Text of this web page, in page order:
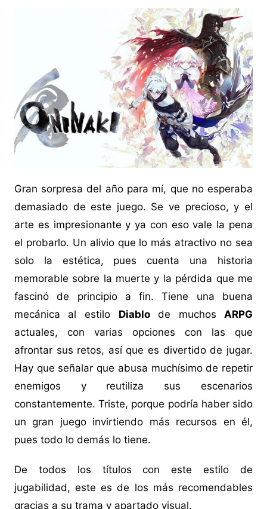
Gran sorpresa del año para mí, que no esperaba
demasiado de este juego. Se ve precioso, y el
arte es impresionante y ya con eso vale la pena
el probarlo. Un alivio que lo más atractivo no sea
solo la estética, pues cuenta una historia
memorable sobre la muerte y la pérdida que me
fascinó de principio a fin. Tiene una buena
mecánica al estilo Diablode muchosARPG
actuales, con varias opciones con las que
afrontar sus retos, así que es divertido de jugar.
Hay que señalar que abusa muchísimo de repetir
enemigos y reutiliza sus escenarios
constantemente. Triste, porque podría haber sido
un gran juego invirtiendo más recursos en él,
pues todo lo demás lo tiene.
De todos los títulos con este estilo de
jugabilidad, este es de los más recomendables
gracias a su trama y apartado visual.